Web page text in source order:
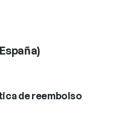
de reembolso